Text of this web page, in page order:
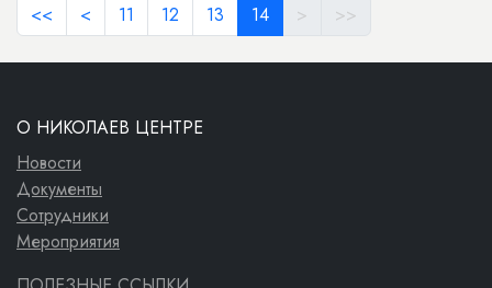
<< < 11 12 13 14 > >>
О НИКОЛАЕВ ЦЕНТРЕ
Новости
Документы
Сотрудники
Мероприятия